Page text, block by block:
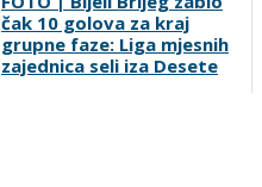
BBB-a se potukli kod
zagrebačkog aerodroma